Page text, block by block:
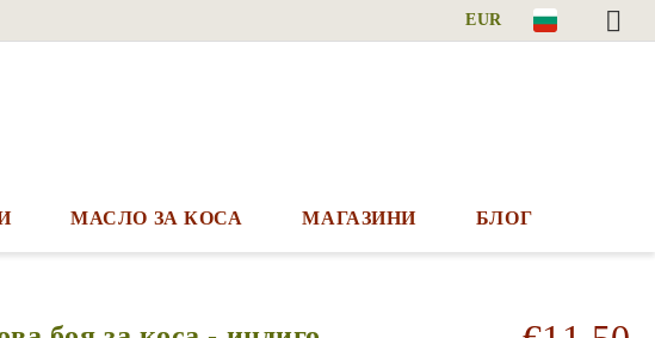
EUR
МАСЛО ЗА КОСА МАГАЗИНИ БЛОГ